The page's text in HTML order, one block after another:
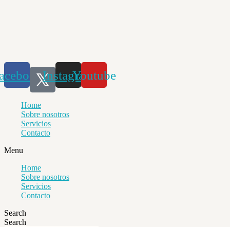
InstagramYoutube
Home
Sobre nosotros
Servicios
Contacto
Menu
Home
Sobre nosotros
Servicios
Contacto
Search
Search